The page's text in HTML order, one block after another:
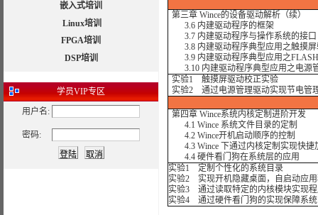
嵌入式培训
Linux培训
FPGA培训
DSP培训
学员VIP专区
用户名:
密码:
第三章 Wince的设备驱动解析（续）
3.6 内建驱动程序的框架
3.7 内建驱动程序与操作系统的接口
3.8 内建驱动程序典型应用之触摸屏
3.9 内建驱动程序典型应用之
3.10 内建驱动程序典型应用之电源
实验1 触摸屏驱动校正实验
实验2 通过电源管理驱动实现节电管
第四章 Wince系统内核定制进阶开发
4.1 Wince 系统文件目录的定制
4.2 Wince开机启动顺序的控制
4.3 Wince 下通过内核定制实现快捷
4.4 硬件看门狗在系统层的应用
实验1 定制个性化的系统目录
实验2 实现开机隐藏桌面，自启动应
实验3 通过读取特定的内核模块实现
实验4 通过硬件看门狗的实现保障系